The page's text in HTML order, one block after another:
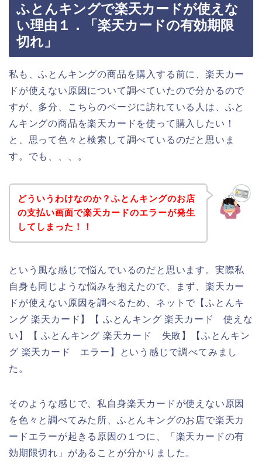
ふとんキングで楽天カードが使えな
い理由１．「楽天カードの有効期限
切れ」
私も、ふとんキングの商品を購入する前に、楽天カー
ドが使えない原因について調べていたので分かるので
すが、多分、こちらのページに訪れている人は、ふと
んキングの商品を楽天カードを使って購入したい！
と、思って色々と検索して調べているのだと思いま
す。でも、、、。
どういうわけなのか？ふとんキングのお店
の支払い画面で楽天カードのエラーが発生
してしまった！！
という風な感じで悩んでいるのだと思います。実際私
自身も同じような悩みを抱えたので、まず、楽天カー
ドが使えない原因を調べるため、ネットで【ふとんキ
ング 楽天カード】【 ふとんキング 楽天カード 使えな
い】【 ふとんキング 楽天カード 失敗】【ふとんキン
グ 楽天カード エラー】という感じで調べてみまし
た。
そのような感じで、私自身楽天カードが使えない原因
を色々と調べてみた所、ふとんキングのお店で楽天カ
ードエラーが起きる原因の１つに、「楽天カードの有
効期限切れ」があることが分かりました。